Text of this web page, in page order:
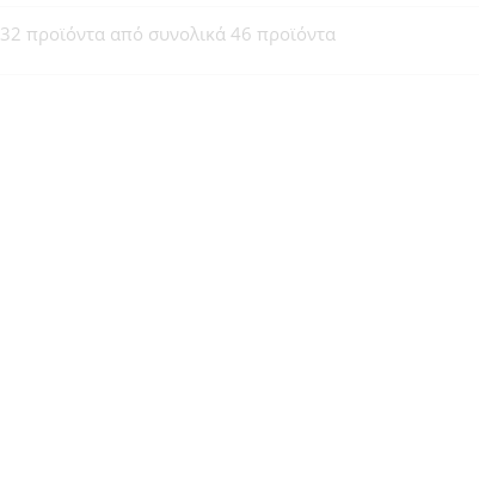
32 προϊόντα από συνολικά 46 προϊόντα